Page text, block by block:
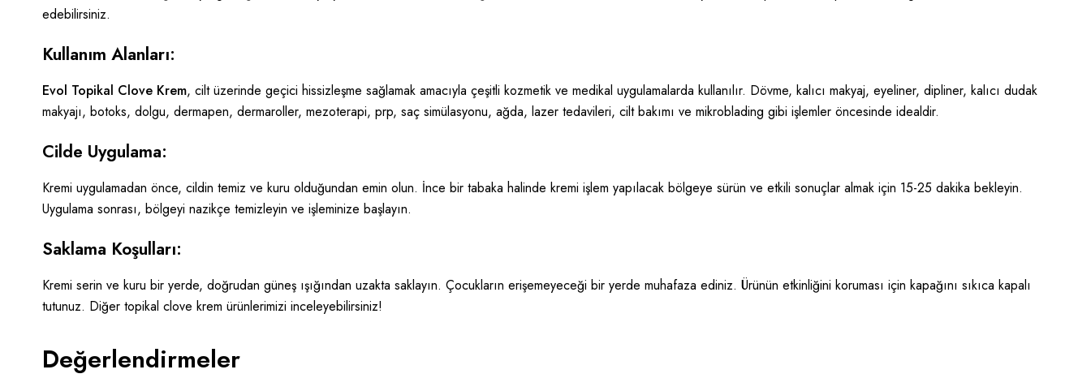
edebilirsiniz.
Kullanım Alanları:
Evol Topikal Clove Krem, cilt üzerinde geçici hissizleşme sağlamak amacıyla çeşitli kozmetik ve medikal uygulamalarda kullanılır. Dövme, kalıcı makyaj, eyeliner, dipliner, kalıcı dudak
makyajı, botoks, dolgu, dermapen, dermaroller, mezoterapi, prp, saç simülasyonu, ağda, lazer tedavileri, cilt bakımı ve mikroblading gibi işlemler öncesinde idealdir.
Cilde Uygulama:
Kremi uygulamadan önce, cildin temiz ve kuru olduğundan emin olun. İnce bir tabaka halinde kremi işlem yapılacak bölgeye sürün ve etkili sonuçlar almak için 15-25 dakika bekleyin.
Uygulama sonrası, bölgeyi nazikçe temizleyin ve işleminize başlayın.
Saklama Koşulları:
Kremi serin ve kuru bir yerde, doğrudan güneş ışığından uzakta saklayın. Çocukların erişemeyeceği bir yerde muhafaza ediniz. Ürünün etkinliğini koruması için kapağını sıkıca kapalı
tutunuz. Diğer topikal clove krem ürünlerimizi inceleyebilirsiniz!
Değerlendirmeler